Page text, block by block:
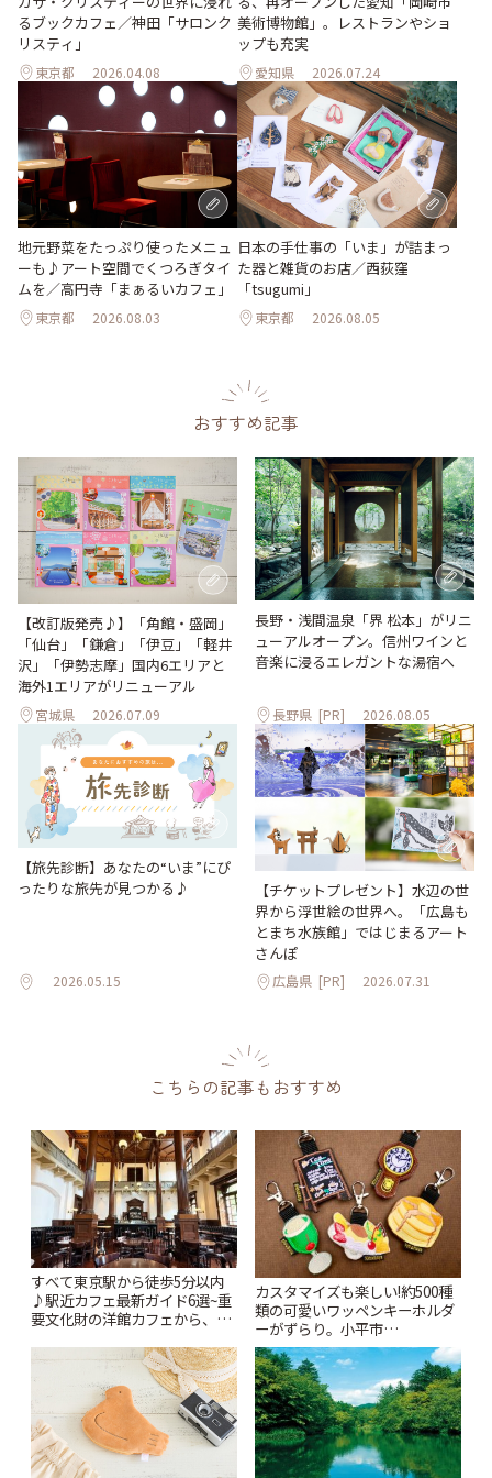
るブックカフェ／神田「サロンク
リスティ」
東京都 2026.04.08
美術博物館」。レストランやショ
ップも充実
愛知県 2026.07.24
地元野菜をたっぷり使ったメニュ
ーも♪アート空間でくつろぎタイ
ムを／高円寺「まぁるいカフェ」
東京都 2026.08.03
日本の手仕事の「いま」が詰まっ
た器と雑貨のお店／西荻窪
「tsugumi」
東京都 2026.08.05
おすすめ記事
【改訂版発売♪】「角館・盛岡」
「仙台」「鎌倉」「伊豆」「軽井
沢」「伊勢志摩」国内6エリアと
海外1エリアがリニューアル
宮城県 2026.07.09
長野・浅間温泉「界 松本」がリニ
ューアルオープン。信州ワインと
音楽に浸るエレガントな湯宿へ
長野県 [PR] 2026.08.05
【旅先診断】あなたの“いま”にぴ
ったりな旅先が見つかる♪
2026.05.15
【チケットプレゼント】水辺の世
界から浮世絵の世界へ。「広島も
とまち水族館」ではじまるアート
さんぽ
広島県 [PR] 2026.07.31
こちらの記事もおすすめ
すべて東京駅から徒歩5分以内
♪駅近カフェ最新ガイド6選~重
要文化財の洋館カフェから、改
りっぷ
カスタマイズも楽しい!約500種
類の可愛いワッペンキーホルダ
ーがずらり。小平市
「Kimamaya T&K」 | ことりっ
ぷ